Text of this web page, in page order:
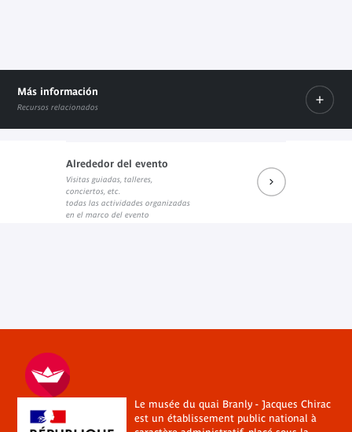
Más información
Recursos relacionados
L'association Percevoir
Enlace externo
Alrededor del evento
Visitas guiadas, talleres,
conciertos, etc.
todas las actividades organizadas
en el marco del evento
Le musée du quai Branly - Jacques Chirac
est un établissement public national à